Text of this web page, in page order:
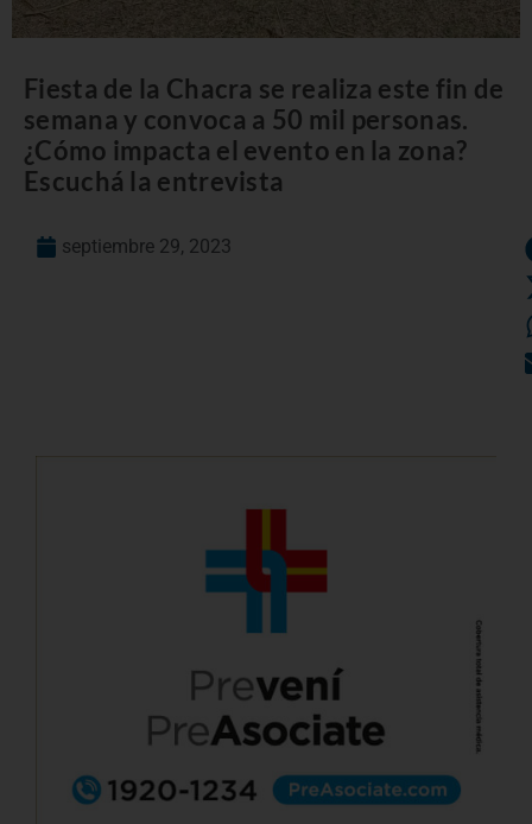
Fiesta de la Chacra se realiza este fin de
semana y convoca a 50 mil personas.
¿Cómo impacta el evento en la zona?
Escuchá la entrevista
septiembre 29, 2023